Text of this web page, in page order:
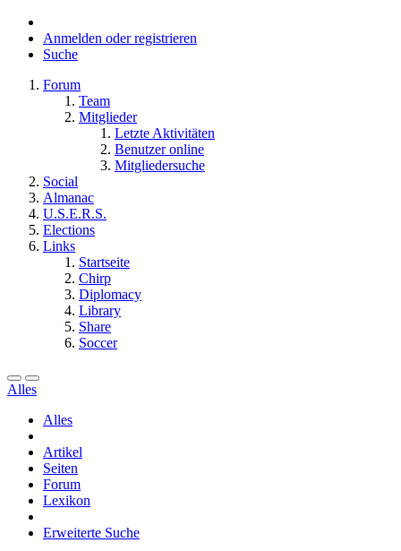
Anmelden oder registrieren
Suche
Forum
Team
Mitglieder
Letzte Aktivitäten
Benutzer online
Mitgliedersuche
Social
Almanac
U.S.E.R.S.
Elections
Links
Startseite
Chirp
Diplomacy
Library
Share
Soccer
Alles
Alles
Artikel
Seiten
Forum
Lexikon
Erweiterte Suche